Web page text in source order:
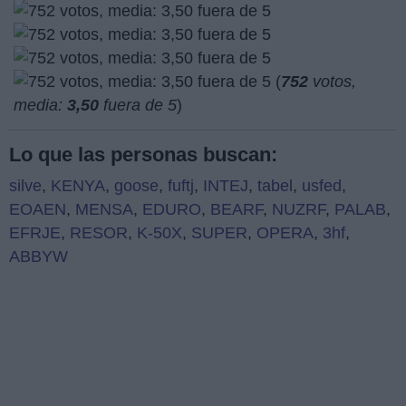
(752 votos,
media: 3,50 fuera de 5)
Lo que las personas buscan:
silve, KENYA, goose, fuftj, INTEJ, tabel , usfed ,
EOAEN, MENSA, EDURO, BEARF, NUZRF, PALAB,
EFRJE, RESOR, K-50X, SUPER, OPERA, 3hf,
ABBYW